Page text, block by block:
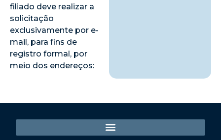
filiado deve realizar a
solicitação
exclusivamente por e-
mail, para fins de
registro formal, por
meio dos endereços: